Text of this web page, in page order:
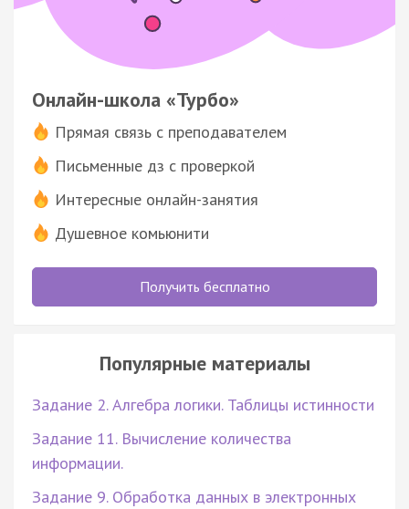
Онлайн-школа «Турбо»
Прямая связь с преподавателем
Письменные дз с проверкой
Интересные онлайн-занятия
Душевное комьюнити
Получить бесплатно
Популярные материалы
Задание 2. Алгебра логики. Таблицы истинности
Задание 11. Вычисление количества
информации.
Задание 9. Обработка данных в электронных